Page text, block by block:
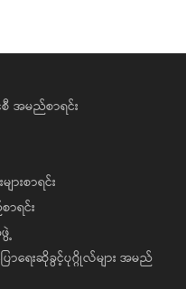
အမည်စာရင်း
ားစာရင်း
ရင်း
ဖွဲ့
ာရေးဆိုခွင့်ပုဂ္ဂိုလ်များ အမည်